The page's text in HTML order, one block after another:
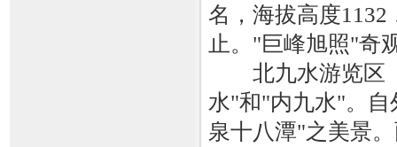
名，海拔高度
止。"巨峰旭照"奇
北九水游览区（
水"和"内九水"。自
泉十八潭"之美景